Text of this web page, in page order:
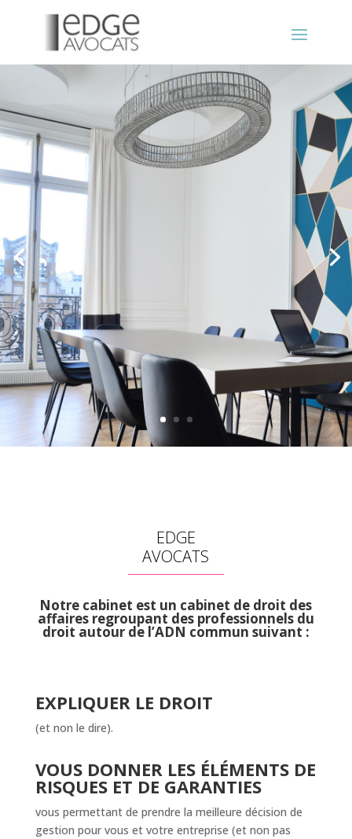
EDGE
AVOCATS
Notre cabinet est un cabinet de droit des
affaires regroupant des professionnels du
droit autour de l’ADN commun suivant :
EXPLIQUER LE DROIT
(et non le dire).
VOUS DONNER LES ÉLÉMENTS DE
RISQUES ET DE GARANTIES
vous permettant de prendre la meilleure décision de
gestion pour vous et votre entreprise (et non pas